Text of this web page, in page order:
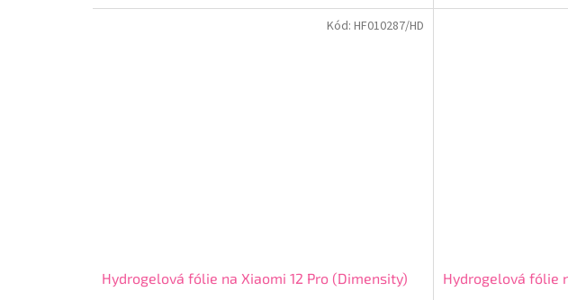
Hydrogelová fólie na Xiaomi 12 Pro (Dimensity)
Kód:HF010287/HD
Hydrogelová fólie